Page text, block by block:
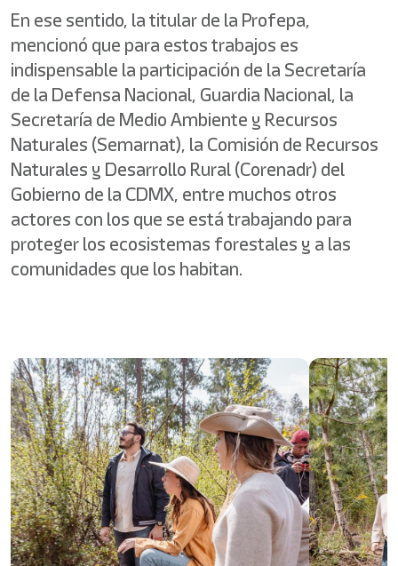
En ese sentido, la titular de la Profepa,
mencionó que para estos trabajos es
indispensable la participación de la Secretaría
de la Defensa Nacional, Guardia Nacional, la
Secretaría de Medio Ambiente y Recursos
Naturales (Semarnat), la Comisión de Recursos
Naturales y Desarrollo Rural (Corenadr) del
Gobierno de la CDMX, entre muchos otros
actores con los que se está trabajando para
proteger los ecosistemas forestales y a las
comunidades que los habitan.